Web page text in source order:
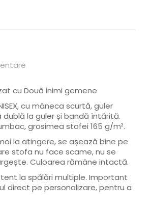
cu Două inimi gemene
cu mâneca scurtă, guler
la guler și bandă întărită.
grosimea stofei 165 g/m².
la atingere, se așează bine pe
stofa nu face scame, nu se
Culoarea rămâne intactă.
la spălări multiple. Important
direct pe personalizare, pentru a